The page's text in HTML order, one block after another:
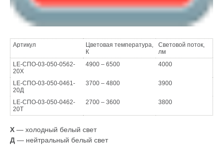
Артикул
Цветовая температура,
К
Световой поток,
лм
LE-СПО-03-050-0562-
20Х
4900 – 6500 4000
LE-СПО-03-050-0461-
20Д
3700 – 4800 3900
LE-СПО-03-050-0462-
20Т
2700 – 3600 3800
Х — холодный белый свет
Д — нейтральный белый свет